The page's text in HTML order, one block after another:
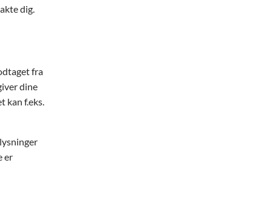
dig.
fra
dine
kan f.eks.
er